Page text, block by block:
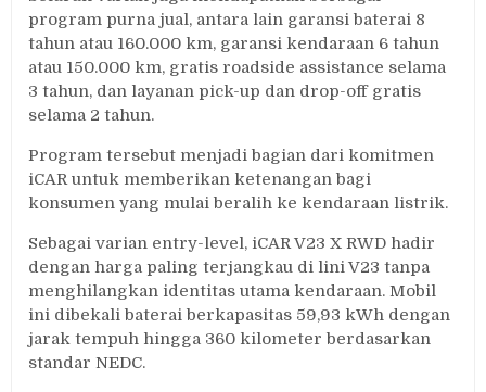
program purna jual, antara lain garansi baterai 8
tahun atau 160.000 km, garansi kendaraan 6 tahun
atau 150.000 km, gratis roadside assistance selama
3 tahun, dan layanan pick-up dan drop-off gratis
selama 2 tahun.
Program tersebut menjadi bagian dari komitmen
iCAR untuk memberikan ketenangan bagi
konsumen yang mulai beralih ke kendaraan listrik.
Sebagai varian entry-level, iCAR V23 X RWD hadir
dengan harga paling terjangkau di lini V23 tanpa
menghilangkan identitas utama kendaraan. Mobil
ini dibekali baterai berkapasitas 59,93 kWh dengan
jarak tempuh hingga 360 kilometer berdasarkan
standar NEDC.